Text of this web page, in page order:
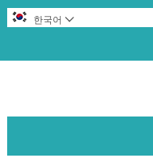
한국어 